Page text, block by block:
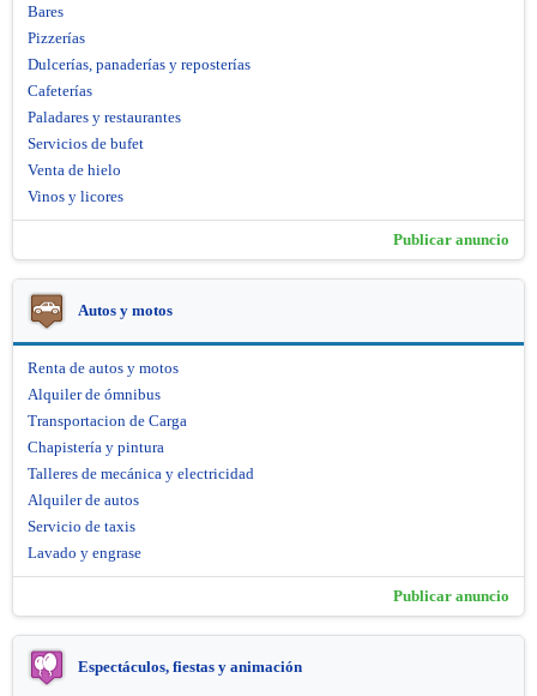
Bares
Pizzerías
Dulcerías, panaderías y reposterías
Cafeterías
Paladares y restaurantes
Servicios de bufet
Venta de hielo
Vinos y licores
Publicar anuncio
Autos y motos
Renta de autos y motos
Alquiler de ómnibus
Transportacion de Carga
Chapistería y pintura
Talleres de mecánica y electricidad
Alquiler de autos
Servicio de taxis
Lavado y engrase
Publicar anuncio
Espectáculos, fiestas y animación